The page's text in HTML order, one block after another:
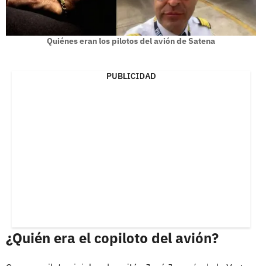
Quiénes eran los pilotos del avión de Satena
PUBLICIDAD
¿Quién era el copiloto del avión?